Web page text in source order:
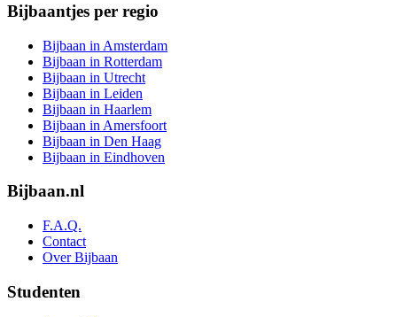
Bijbaantjes per regio
Bijbaan in Amsterdam
Bijbaan in Rotterdam
Bijbaan in Utrecht
Bijbaan in Leiden
Bijbaan in Haarlem
Bijbaan in Amersfoort
Bijbaan in Den Haag
Bijbaan in Eindhoven
Bijbaan.nl
F.A.Q.
Contact
Over Bijbaan
Studenten